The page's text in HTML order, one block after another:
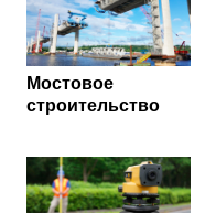
Мостовое
строительство